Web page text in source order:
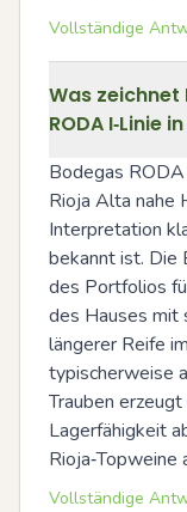
Vollständige
Was zeichnet
RODA I‑Linie
Bodegas
Rioja Alta nahe
Interpretation
bekannt ist. Die
des Portfolios
des Hauses mit
längerer Reife
typischerweise
Trauben
Lagerfähigkeit
Rioja‑Topweine
Vollständige